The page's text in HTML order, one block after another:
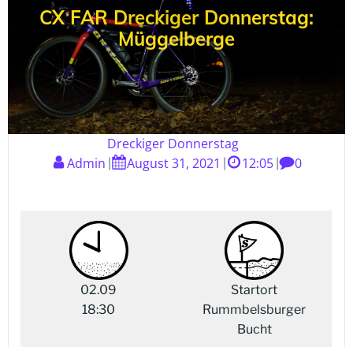
CX FAR Dreckiger Donnerstag:
Müggelberge
Dreckiger Donnerstag
Admin
August 31, 2021 12:05 0
02.09
18:30
Startort
Rummbelsburger
Bucht